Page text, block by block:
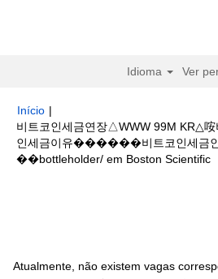
Idioma Ver
Início |
비트코인세금연장△WWW 99M KR△咹
인세금이유����‍��비트코인세금인
��bottleholder/ em Boston Scientific
Atualmente, não existem vagas